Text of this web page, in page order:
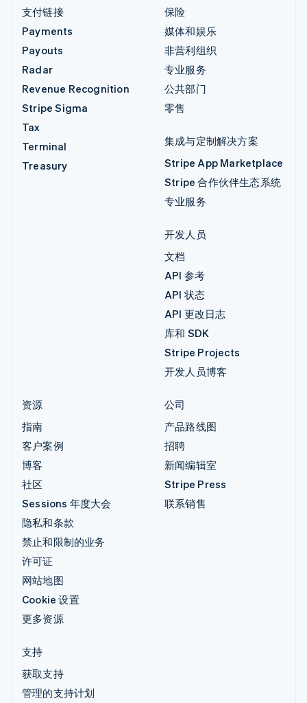
支付链接
Payments
Payouts
Radar
Revenue Recognition
Stripe Sigma
Tax
Terminal
Treasury
保险
媒体和娱乐
非营利组织
专业服务
公共部门
零售
集成与定制解决方案
Stripe App Marketplace
Stripe 合作伙伴生态系统
专业服务
开发人员
文档
API 参考
API 状态
API 更改日志
库和 SDK
Stripe Projects
开发人员博客
资源
指南
客户案例
博客
社区
Sessions 年度大会
隐私和条款
禁止和限制的业务
许可证
网站地图
Cookie 设置
更多资源
公司
产品路线图
招聘
新闻编辑室
Stripe Press
联系销售
支持
获取支持
管理的支持计划